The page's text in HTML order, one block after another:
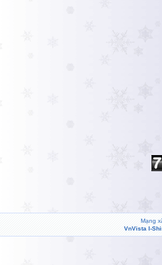
Mạng
VnVista I-